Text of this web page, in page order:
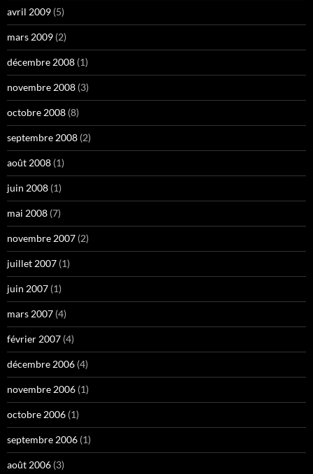
avril 2009 (5)
mars 2009 (2)
décembre 2008 (1)
novembre 2008 (3)
octobre 2008 (8)
septembre 2008 (2)
août 2008 (1)
juin 2008 (1)
mai 2008 (7)
novembre 2007 (2)
juillet 2007 (1)
juin 2007 (1)
mars 2007 (4)
février 2007 (4)
décembre 2006 (4)
novembre 2006 (1)
octobre 2006 (1)
septembre 2006 (1)
août 2006 (3)